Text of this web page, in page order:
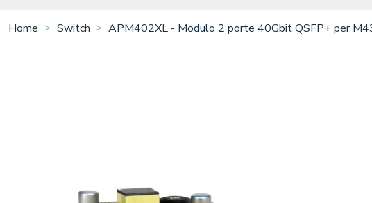
Home Switch APM402XL - Modulo 2 porte 40Gbit QSFP+ per